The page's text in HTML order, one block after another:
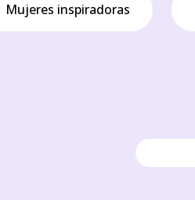
Mujeres inspiradoras